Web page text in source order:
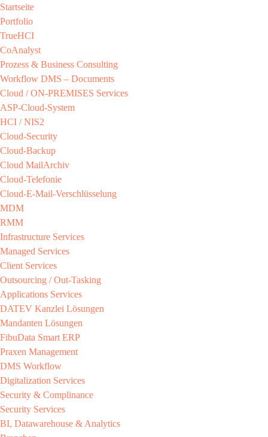
Startseite
Portfolio
TrueHCI
CoAnalyst
Prozess & Business Consulting
Workflow DMS – Documents
Cloud / ON-PREMISES​ Services​
ASP-Cloud-System​
HCI / NIS2​
Cloud-Security​
Cloud-Backup​
Cloud MailArchiv​
Cloud-Telefonie​
Cloud-E-Mail-Verschlüsselung​
MDM​
RMM​
Infrastructure Services
Managed Services​
Client Services​
Outsourcing / Out-Tasking​
Applications Services
DATEV Kanzlei Lösungen​
Mandanten Lösungen​
FibuData Smart ERP​
Praxen Management​
DMS Workflow​
Digitalization Services
Security & Complinance​
Security Services​
BI, Datawarehouse & Analytics